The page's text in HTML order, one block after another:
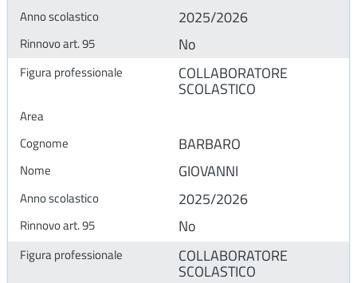
2025/2026
No
COLLABORATORE
SCOLASTICO
BARBARO
GIOVANNI
2025/2026
No
COLLABORATORE
SCOLASTICO